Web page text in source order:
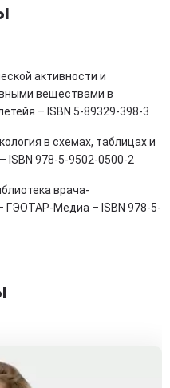
активности и
веществами в
– ISBN 5-89329-398-3
в схемах, таблицах и
ISBN 978-5-9502-0500-2
врача-
ГЭОТАР-Медиа – ISBN 978-5-